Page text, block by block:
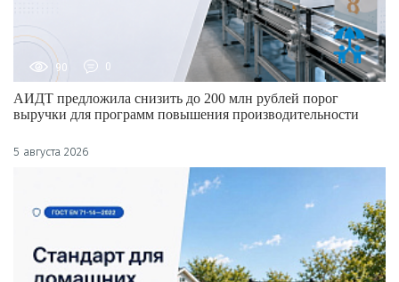
90 0
АИДТ предложила снизить до 200 млн рублей порог
выручки для программ повышения производительности
5 августа 2026